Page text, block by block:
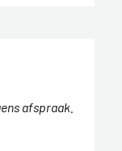
afspraak.